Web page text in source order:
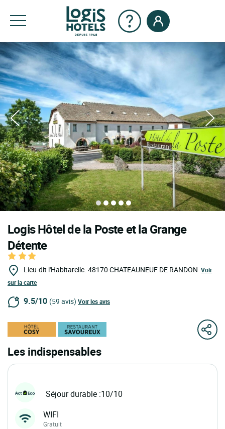
Logis Hôtel de la Poste et la Grange
Détente
Lieu-dit l'Habitarelle. 48170 CHATEAUNEUF DE RANDON Voir
sur la carte
9.5/10 (59 avis) Voir les avis
Les indispensables
Séjour durable :10/10
WIFI
Gratuit